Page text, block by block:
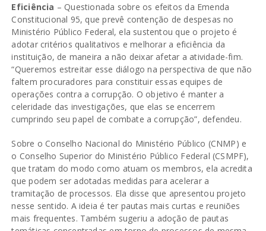
Eficiência – Questionada sobre os efeitos da Emenda
Constitucional 95, que prevê contenção de despesas no
Ministério Público Federal, ela sustentou que o projeto é
adotar critérios qualitativos e melhorar a eficiência da
instituição, de maneira a não deixar afetar a atividade-fim.
“Queremos estreitar esse diálogo na perspectiva de que não
faltem procuradores para constituir essas equipes de
operações contra a corrupção. O objetivo é manter a
celeridade das investigações, que elas se encerrem
cumprindo seu papel de combate a corrupção”, defendeu.
Sobre o Conselho Nacional do Ministério Público (CNMP) e
o Conselho Superior do Ministério Público Federal (CSMPF),
que tratam do modo como atuam os membros, ela acredita
que podem ser adotadas medidas para acelerar a
tramitação de processos. Ela disse que apresentou projeto
nesse sentido. A ideia é ter pautas mais curtas e reuniões
mais frequentes. Também sugeriu a adoção de pautas